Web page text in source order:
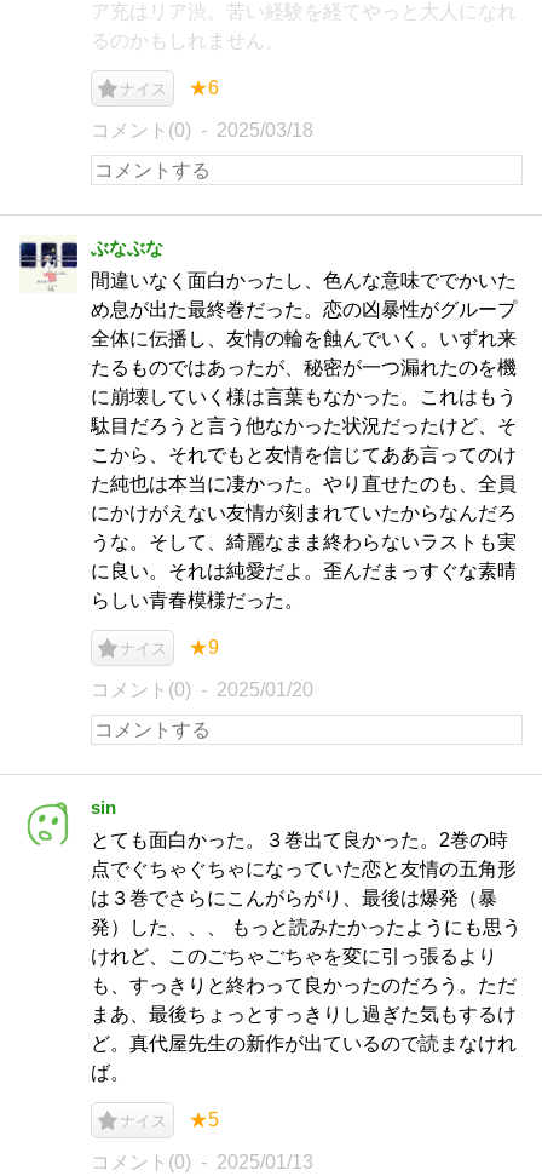
ア充はリア渋。苦い経験を経てやっと大人になれ
るのかもしれません。
ナイス ★6
コメント(0) 2025/03/18
ぶなぶな
間違いなく面白かったし、色んな意味ででかいた
め息が出た最終巻だった。恋の凶暴性がグループ
全体に伝播し、友情の輪を蝕んでいく。いずれ来
たるものではあったが、秘密が一つ漏れたのを機
に崩壊していく様は言葉もなかった。これはもう
駄目だろうと言う他なかった状況だったけど、そ
こから、それでもと友情を信じてああ言ってのけ
た純也は本当に凄かった。やり直せたのも、全員
にかけがえない友情が刻まれていたからなんだろ
うな。そして、綺麗なまま終わらないラストも実
に良い。それは純愛だよ。歪んだまっすぐな素晴
らしい青春模様だった。
ナイス ★9
コメント(0) 2025/01/20
sin
とても面白かった。３巻出て良かった。2巻の時
点でぐちゃぐちゃになっていた恋と友情の五角形
は３巻でさらにこんがらがり、最後は爆発（暴
発）した、、、 もっと読みたかったようにも思う
けれど、このごちゃごちゃを変に引っ張るより
も、すっきりと終わって良かったのだろう。ただ
まあ、最後ちょっとすっきりし過ぎた気もするけ
ど。真代屋先生の新作が出ているので読まなけれ
ば。
ナイス ★5
コメント(0) 2025/01/13